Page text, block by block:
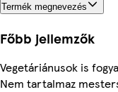
Termék megnevezés
Főbb jellemzők
Vegetáriánusok is
Nem tartalmaz